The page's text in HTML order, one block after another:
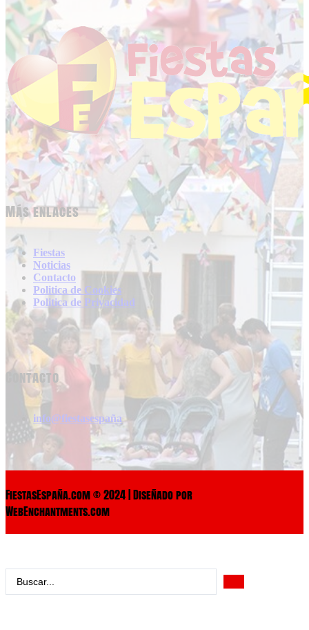
Más enlaces
Fiestas
Noticias
Contacto
Politica de Cookies
Politica de Privacidad
Contacto
info@fiestasespaña
FiestasEspaña.com © 2024 | Diseñado por
WebEnchantments.com